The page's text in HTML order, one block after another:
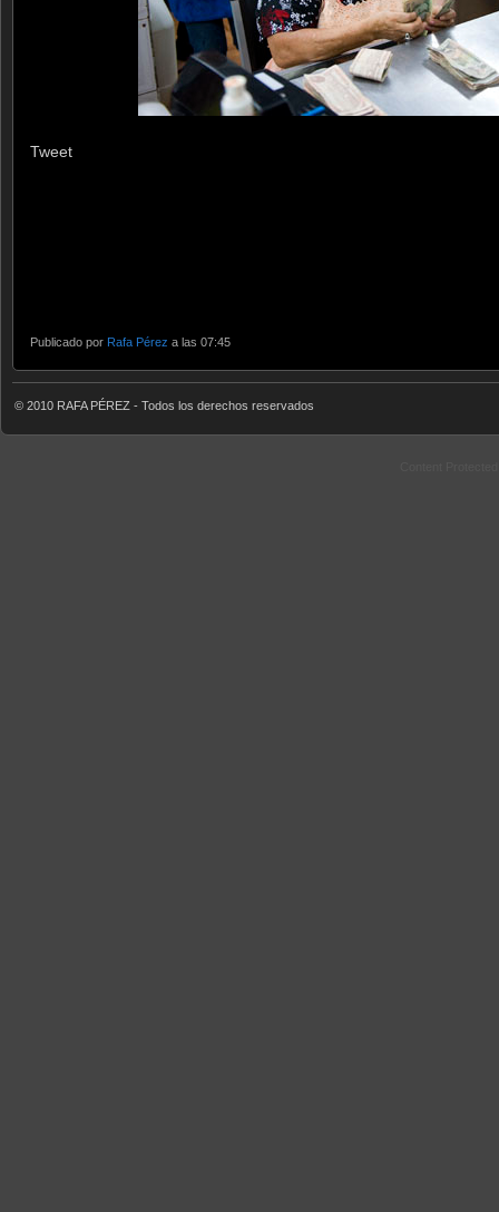
Tweet
Publicado por Rafa Pérez a las 07:45
© 2010 RAFA PÉREZ - Todos los derechos reservados